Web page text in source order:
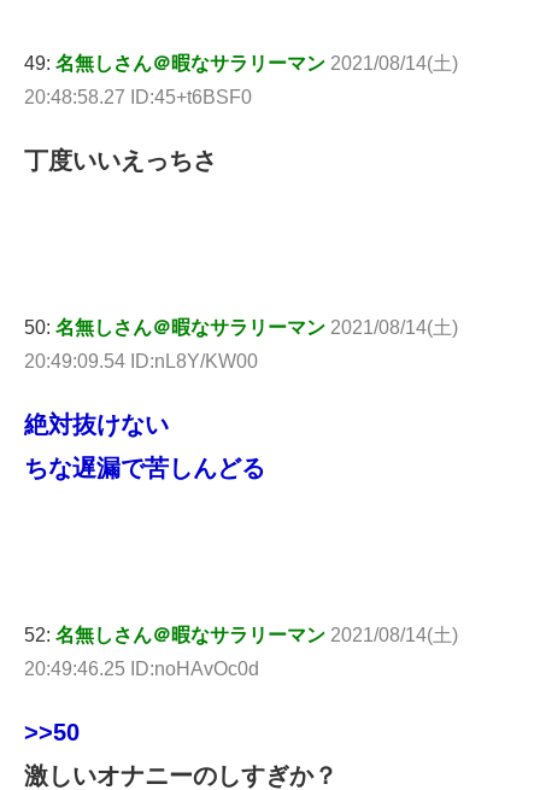
49: 名無しさん＠暇なサラリーマン 2021/08/14(土)
20:48:58.27 ID:45+t6BSF0
丁度いいえっちさ
50: 名無しさん＠暇なサラリーマン 2021/08/14(土)
20:49:09.54 ID:nL8Y/KW00
絶対抜けない
ちな遅漏で苦しんどる
52: 名無しさん＠暇なサラリーマン 2021/08/14(土)
20:49:46.25 ID:noHAvOc0d
>>50
激しいオナニーのしすぎか？